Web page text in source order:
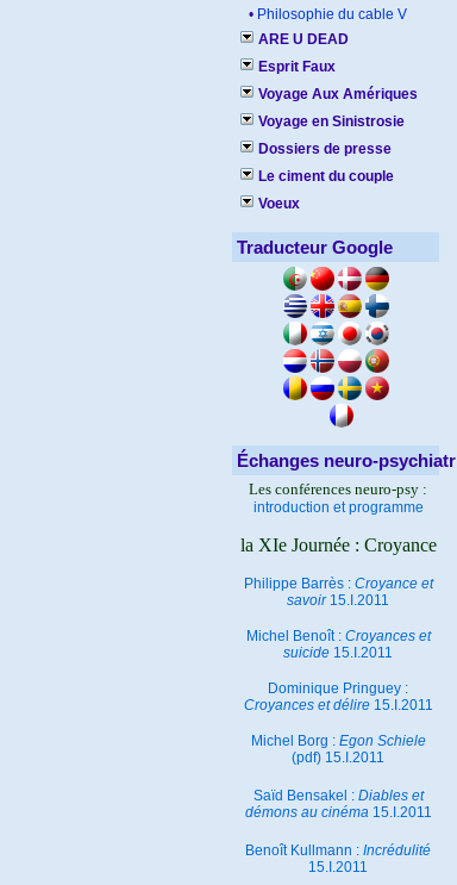
• Philosophie du cable V
ARE U DEAD
Esprit Faux
Voyage Aux Amériques
Voyage en Sinistrosie
Dossiers de presse
Le ciment du couple
Voeux
Traducteur Google
Échanges neuro-
Les conférences neuro-psy :
introduction et programme
la XIe Journée : Croyance
Philippe Barrès : Croyance et
savoir15.I.2011
Michel Benoît : Croyances et
suicide 15.I.2011
Dominique Pringuey :
Croyances et délire15.I.2011
Michel Borg : Egon Schiele
(pdf) 15.I.2011
Saïd Bensakel : Diables et
démons au cinéma 15.I.2011
Benoît Kullmann : Incrédulité
15.I.2011